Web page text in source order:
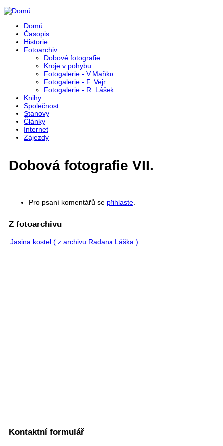
Přejít k hlavnímu obsahu
Domů
Časopis
Historie
Fotoarchiv
Dobové fotografie
Kroje v pohybu
Fotogalerie - V.Maňko
Fotogalerie - F. Vejr
Fotogalerie - R. Lášek
Knihy
Společnost
Stanovy
Články
Internet
Zájezdy
Dobová fotografie VII.
Pro psaní komentářů se přihlaste
Z fotoarchivu
Jasina kostel ( z archivu Radana Láška )
Kontaktní formulář